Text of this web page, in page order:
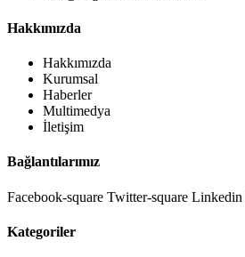
Hakkımızda
Hakkımızda
Kurumsal
Haberler
Multimedya
İletişim
Bağlantılarımız
Facebook-square Twitter-square Linkedin
Kategoriler